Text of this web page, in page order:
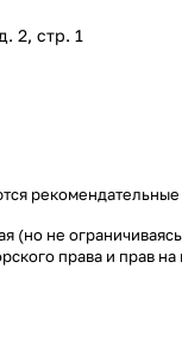
2, стр. 1
рекомендательные
(но не
права и прав